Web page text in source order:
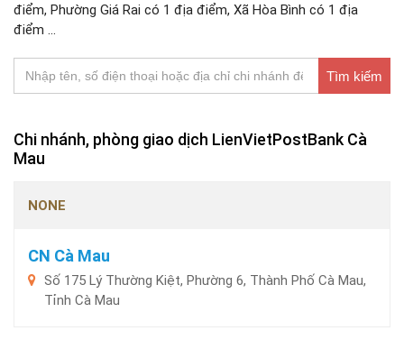
điểm, Phường Giá Rai có 1 địa điểm, Xã Hòa Bình có 1 địa
điểm ...
Tìm kiếm
Chi nhánh, phòng giao dịch LienVietPostBank Cà
Mau
NONE
CN Cà Mau
Số 175 Lý Thường Kiệt, Phường 6, Thành Phố Cà Mau,
Tỉnh Cà Mau